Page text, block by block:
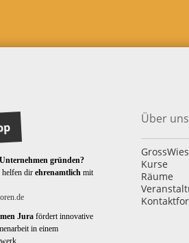
gründen?
dir ehrenamtlichmit
Jura fördert innovative
in einem
Über uns
Kurse
Räume